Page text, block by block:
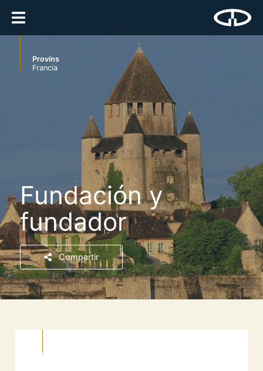
Províns
Francia
Fundación y
fundador
Compartir